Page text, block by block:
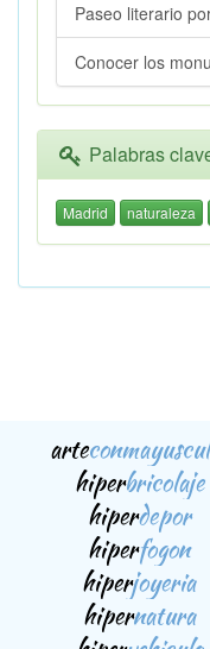
Paseo literario
Conocer los
Palabras
Madrid naturaleza
arte
hiperbricolaje
hiperdepor
hiperfogon
hiperjoyeria
hipernatura